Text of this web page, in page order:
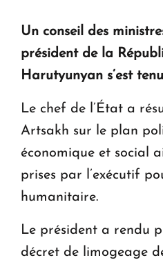
Un conseil des
président de la
Harutyunyan s’est
Le chef de l’État a
Artsakh sur le plan
économique et social
prises par l’exécutif
humanitaire.
Le président a rendu
décret de limogeage